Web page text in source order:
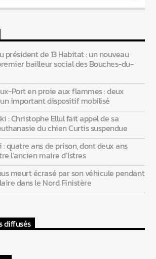
président de 13 Habitat : un nouveau
bailleur social des Bouches-du-
Port en proie aux flammes : deux
important dispositif mobilisé
: Christophe Ellul fait appel de sa
du chien Curtis suspendue
quatre ans de prison, dont deux ans
l’ancien maire d’Istres
meurt écrasé par son véhicule pendant
dans le Nord Finistère
diffusés